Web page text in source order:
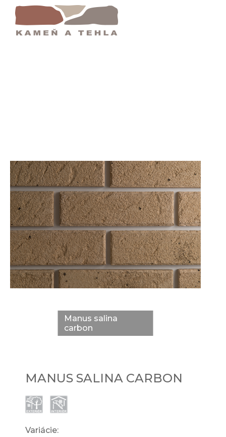
Salina Carbon | Tehlový Obklad Klinker |
Manus salina
carbon
MANUS SALINA CARBON
Variácie: